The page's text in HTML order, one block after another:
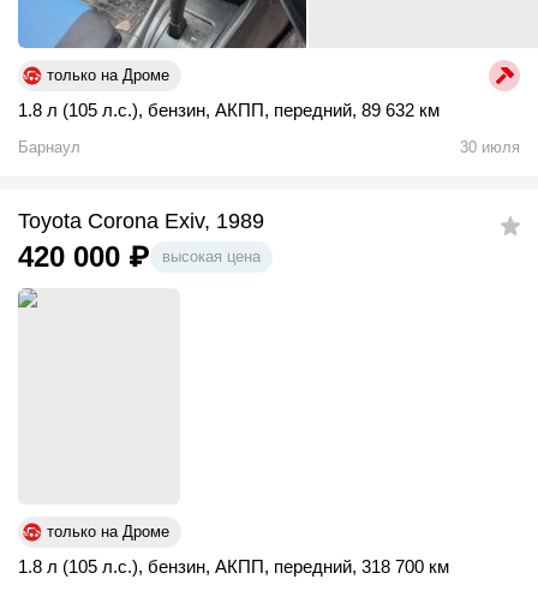
только на Дроме
1.8 л (105 л.с.), бензин, АКПП, передний, 89 632 км
Барнаул 30 июля
Toyota Corona Exiv, 1989
420 000 ₽ высокая цена
только на Дроме
1.8 л (105 л.с.), бензин, АКПП, передний, 318 700 км